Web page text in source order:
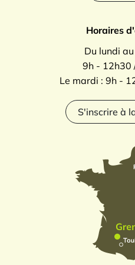
Horaires
Du lundi
9h - 12h30
Le mardi : 9h -
S'inscrire à